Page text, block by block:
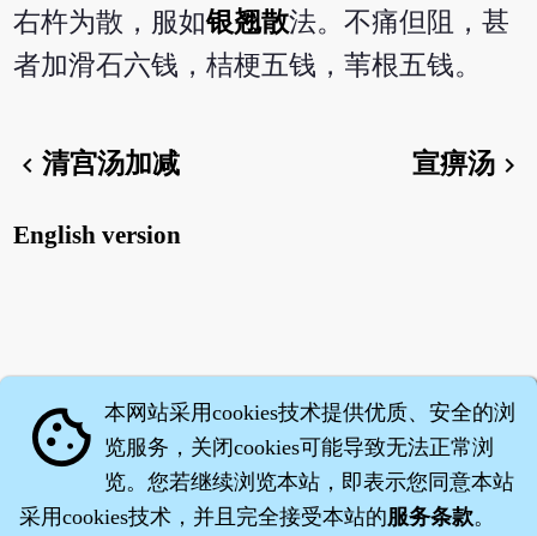
右杵为散，服如银翘散法。不痛但阻，甚
者加滑石六钱，桔梗五钱，苇根五钱。
chevron_left清宫汤加减 宣痹汤chevron_right
English version
cookie 本网站采用cookies技术提供优质、安全的浏
览服务，关闭cookies可能导致无法正常浏
览。您若继续浏览本站，即表示您同意本站
采用cookies技术，并且完全接受本站的服务条款。